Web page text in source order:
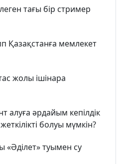
тағы бір стример
Қазақстанға мемлекет
жолы ішінара
алуға әрдайым кепілдік
болуы мүмкін?
туымен су